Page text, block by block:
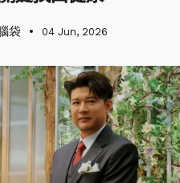
袋 04 Jun, 2026